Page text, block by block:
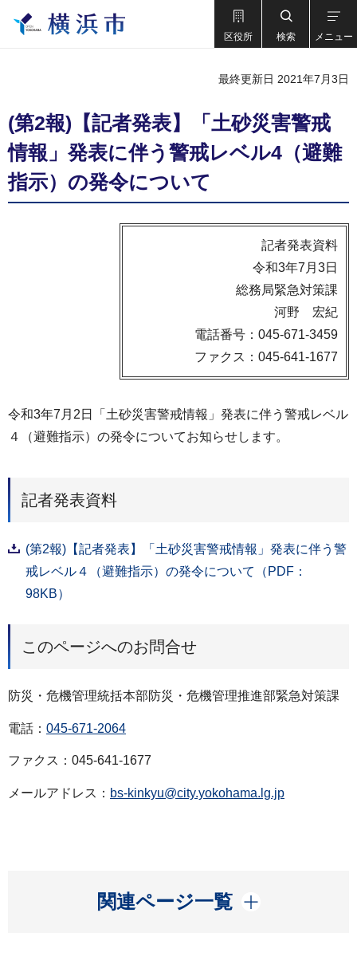
区役所 検索 メニュー
最終更新日 2021年7月3日
(第2報)【記者発表】「土砂災害警戒
情報」発表に伴う警戒レベル4（避難
指示）の発令について
記者発表資料
令和3年7月3日
総務局緊急対策課
河野 宏紀
電話番号：045-671-3459
ファクス：045-641-1677
令和3年7月2日「土砂災害警戒情報」発表に伴う警戒レベル
４（避難指示）の発令についてお知らせします。
記者発表資料
(第2報)【記者発表】「土砂災害警戒情報」発表に伴う警
戒レベル４（避難指示）の発令について（PDF：
98KB）
このページへのお問合せ
防災・危機管理統括本部防災・危機管理推進部緊急対策課
電話： 045-671-2064
ファクス：045-641-1677
メールアドレス： bs-kinkyu@city.yokohama.lg.jp
関連ページ一覧
開く